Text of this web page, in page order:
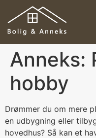
Anneks:
hobby
Drømmer du om mere
en udbygning eller
hovedhus? Så kan et